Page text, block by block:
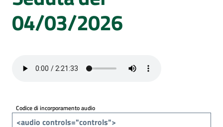
cittadini
04/03/2026
Codice di incorporamento audio